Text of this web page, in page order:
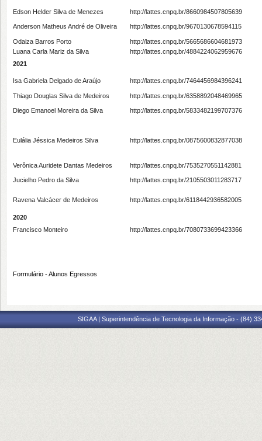
Edson Helder Silva de Menezes http://lattes.cnpq.br/8660984507805639
Anderson Matheus André de Oliveira http://lattes.cnpq.br/9670130678594115
Odaiza Barros Porto
http://lattes.cnpq.br/5665686604681973
Luana Carla Mariz da Silva
http://lattes.cnpq.br/4884224062959676
2021
Isa Gabriela Delgado de Araújo http://lattes.cnpq.br/7464456984396241
Thiago Douglas Silva de Medeiros http://lattes.cnpq.br/6358892048469965
Diego Emanoel Moreira da Silva http://lattes.cnpq.br/5833482199707376
Eulália Jéssica Medeiros Silva http://lattes.cnpq.br/0875600832877038
Verônica Auridete Dantas Medeiros http://lattes.cnpq.br/7535270551142881
Jucielho Pedro da Silva http://lattes.cnpq.br/2105503011283717
Ravena Valcácer de Medeiros http://lattes.cnpq.br/6118442936582005
2020
Francisco Monteiro
http://lattes.cnpq.br/7080733699423366
Formulário - Alunos Egressos
SIGAA | Superintendência de Tecnologia da Informação - (84)